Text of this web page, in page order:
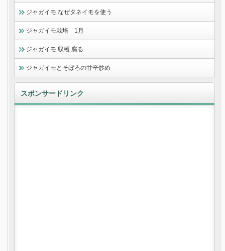
ジャガイモ なぜタネイモを使う
ジャガイモ栽培 1月
ジャガイモ 収穫 腐る
ジャガイモとそぼろの甘辛炒め
スポンサードリンク